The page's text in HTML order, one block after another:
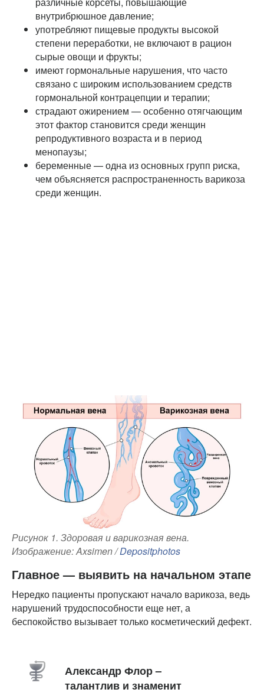
внутрибрюшное давление;
употребляют пищевые продукты высокой
степени переработки, не включают в рацион
сырые овощи и фрукты;
имеют гормональные нарушения, что часто
связано с широким использованием средств
гормональной контрацепции и терапии;
страдают ожирением — особенно отягчающим
этот фактор становится среди женщин
репродуктивного возраста и в период
менопаузы;
беременные — одна из основных групп риска,
чем объясняется распространенность варикоза
среди женщин.
Рисунок 1. Здоровая и варикозная вена.
Изображение: Axsimen /Depositphotos
Главное — выявить на начальном этапе
Нередко пациенты пропускают начало варикоза, ведь
нарушений трудоспособности еще нет, а
беспокойство вызывает только косметический дефект.
Александр Флор –
талантлив и знаменит